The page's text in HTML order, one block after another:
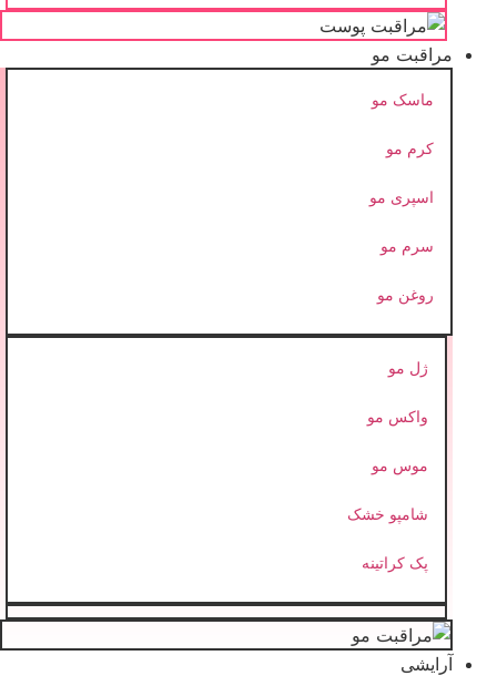
مراقبت مو
ماسک مو
کرم مو
اسپری مو
سرم مو
روغن مو
ژل مو
واکس مو
موس مو
شامپو خشک
پک کراتینه
آرایشی